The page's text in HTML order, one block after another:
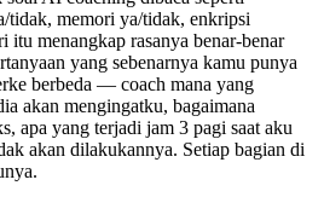
tidak, memori ya/tidak, enkripsi
itu menangkap rasanya benar-benar
yang sebenarnya kamu punya
berbeda — coach mana yang
akan mengingatku, bagaimana
apa yang terjadi jam 3 pagi saat aku
akan dilakukannya. Setiap bagian di